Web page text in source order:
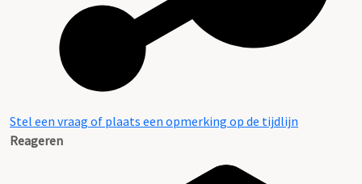
Stel een vraag of plaats een opmerking op de tijdlijn
Reageren